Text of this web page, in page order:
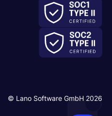
© Lano Software GmbH 2026